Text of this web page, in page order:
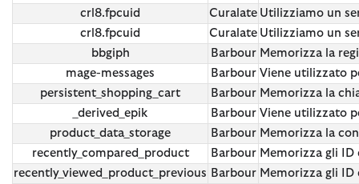
crl8.fpcuid
Curalate Utilizziamo un
crl8.fpcuid
Curalate Utilizziamo un
bbgiph
Barbour Memorizza la
mage-messages
Barbour Viene utilizzato
persistent_shopping_cart
Barbour Memorizza la
_derived_epik
Barbour Viene utilizzato
product_data_storage
Barbour Memorizza la
recently_compared_product
Barbour Memorizza gli
recently_viewed_product_previous Barbour Memorizza gli